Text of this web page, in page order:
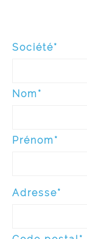
Société*
Nom*
Prénom*
Adresse*